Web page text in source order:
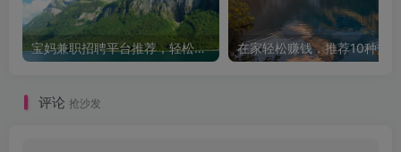
宝妈兼职招聘平台推荐，轻松找到理想工作！
评论 抢沙发